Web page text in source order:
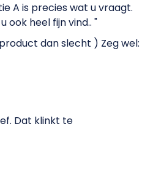
A is precies wat u vraagt.
heel fijn vind.. "
dan slecht ) Zeg wel:
Dat klinkt te